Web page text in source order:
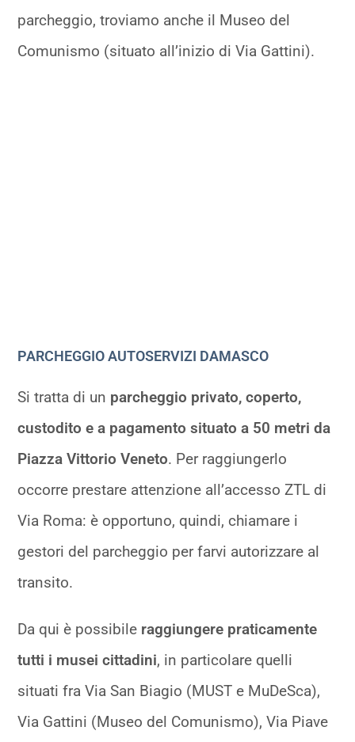
parcheggio, troviamo anche il Museo del
Comunismo (situato all’inizio di Via Gattini).
PARCHEGGIO AUTOSERVIZI DAMASCO
Si tratta di un parcheggio privato, coperto,
custodito e a pagamento situato a 50 metri da
Piazza Vittorio Veneto. Per raggiungerlo
occorre prestare attenzione all’accesso ZTL di
Via Roma: è opportuno, quindi, chiamare i
gestori del parcheggio per farvi autorizzare al
transito.
Da qui è possibile raggiungere praticamente
tutti i musei cittadini, in particolare quelli
situati fra Via San Biagio (MUST e MuDeSca),
Via Gattini (Museo del Comunismo), Via Piave